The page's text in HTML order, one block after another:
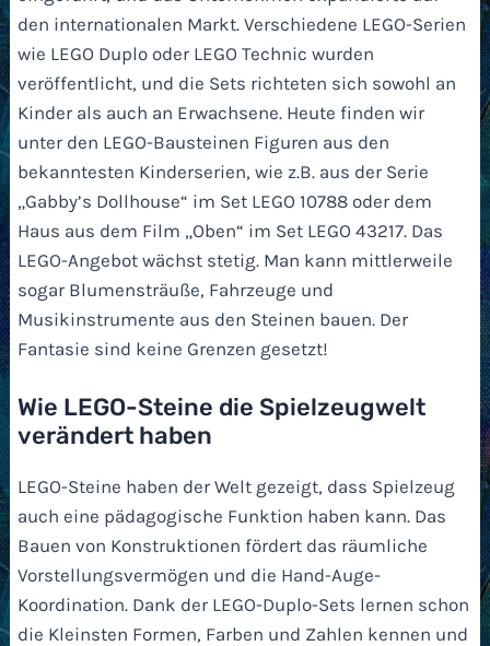
den internationalen Markt. Verschiedene LEGO-Serien
wie LEGO Duplo oder LEGO Technic wurden
veröffentlicht, und die Sets richteten sich sowohl an
Kinder als auch an Erwachsene. Heute finden wir
unter den LEGO-Bausteinen Figuren aus den
bekanntesten Kinderserien, wie z.B. aus der Serie
„Gabby’s Dollhouse“ im Set LEGO 10788 oder dem
Haus aus dem Film „Oben“ im Set LEGO 43217. Das
LEGO-Angebot wächst stetig. Man kann mittlerweile
sogar Blumensträuße, Fahrzeuge und
Musikinstrumente aus den Steinen bauen. Der
Fantasie sind keine Grenzen gesetzt!
Wie LEGO-Steine die Spielzeugwelt
verändert haben
LEGO-Steine haben der Welt gezeigt, dass Spielzeug
auch eine pädagogische Funktion haben kann. Das
Bauen von Konstruktionen fördert das räumliche
Vorstellungsvermögen und die Hand-Auge-
Koordination. Dank der LEGO-Duplo-Sets lernen schon
die Kleinsten Formen, Farben und Zahlen kennen und